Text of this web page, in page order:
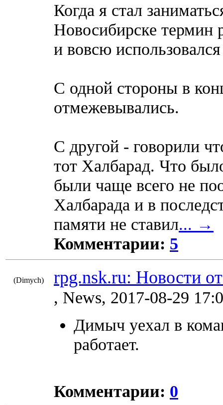
Когда я стал
Новосибирске термин
и вовсю
С одной стороны в
отмежевывались.
С другой - говорили
тот Халбарад. Что
были чаще всего не
Халбарада и в
памяти не ставил... →
Комментарии: 5
(Dimych) rpg.nsk.ru: Новости
, News, 2017-08-29
Димыч уехал в
работает.
Комментарии: 0